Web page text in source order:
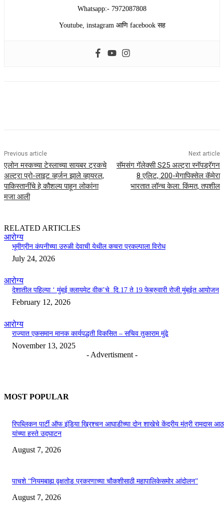
Whatsapp:- 7972087808
Youtube, instagram आणि facebook सह
Previous article
एलोन मस्कच्या टेस्लाच्या सायबर ट्रकचे
अल्ट्रा प्रो-लाइट व्हर्जन झाले व्हायरल,
पाकिस्तानींचे हे कौशल्य पाहून लोकांना
मजा आली
Next article
सॅमसंग गॅलेक्सी S25 अल्ट्रा स्नॅपड्रॅगन
8 एलिट, 200-मेगापिक्सेल कॅमेरा
भारतात लॉन्च केला: किंमत, तपशील
RELATED ARTICLES
आरोग्य
भूमीग्रीन कंपनीच्या उरुळी देवाची येथील कचरा प्रकल्पाला विरोध
July 24, 2026
आरोग्य
देशातील पहिल्या ‘ मुंबई क्लायमेट वीक’चे दि.17 ते 19 फेब्रुवारी रोजी मुंबईत आयोजन
February 12, 2026
आरोग्य
राज्यात एकसमान मानक कार्यपद्धती विकसित – सचिव तुकाराम मुंढे
November 13, 2025
- Advertisment -
MOST POPULAR
रिपब्लिकन पार्टी ऑफ इंडिया ख्रिश्चन आघाडीच्या दोन शाखेचे केंद्रीय मंत्री रामदास
यांच्या हस्ते उद्घाटन
August 7, 2026
पाचशे “नियमबाह्य वृक्षतोड प्रकरणाच्या चौकशीसाठी महापालिकेसमोर आंदोलन”
August 7, 2026